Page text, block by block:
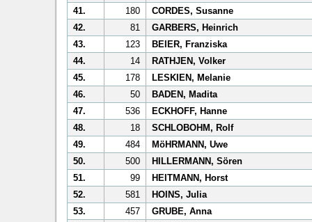
41.
180
CORDES, Susanne
42.
81
GARBERS, Heinrich
43.
123
BEIER, Franziska
44.
14
RATHJEN, Volker
45.
178
LESKIEN, Melanie
46.
50
BADEN, Madita
47.
536
ECKHOFF, Hanne
48.
18
SCHLOBOHM, Rolf
49.
484
MöHRMANN, Uwe
50.
500
HILLERMANN, Sören
51.
99
HEITMANN, Horst
52.
581
HOINS, Julia
53.
457
GRUBE, Anna